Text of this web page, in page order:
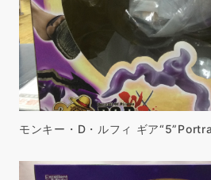
モンキー・D・ルフィ ギア